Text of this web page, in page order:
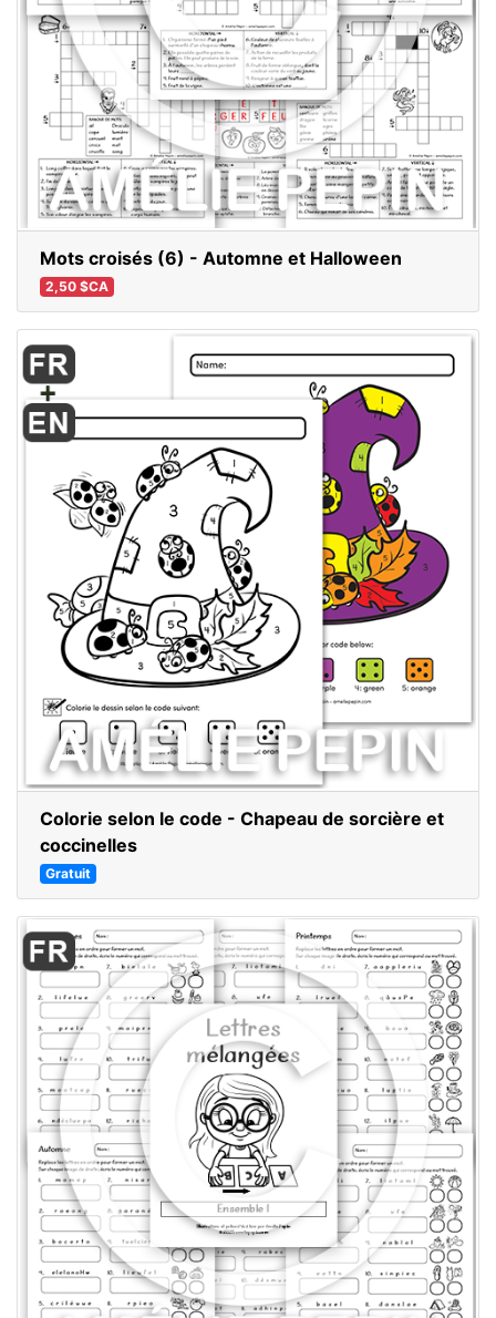
Mots croisés (6) - Automne et Halloween
2,50 $CA
Colorie selon le code - Chapeau de sorcière et
coccinelles
Gratuit